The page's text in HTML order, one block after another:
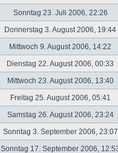
Sonntag 23. Juli 2006, 22:26
Donnerstag 3. August 2006, 19:44
Mittwoch 9. August 2006, 14:22
Dienstag 22. August 2006, 00:33
Mittwoch 23. August 2006, 13:40
Freitag 25. August 2006, 05:41
Samstag 26. August 2006, 23:24
Sonntag 3. September 2006,
Sonntag 17. September 2006,